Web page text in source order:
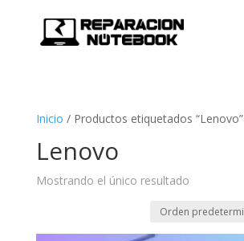
Inicio / Productos etiquetados “Lenovo”
Lenovo
Mostrando el único resultado